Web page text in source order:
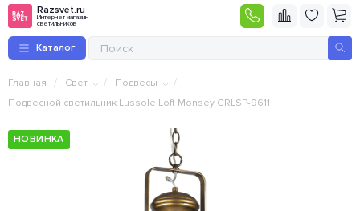
Razsvet.ru
Интернет-магазин
светильников
Каталог
Главная / Свет / Подвесы /
Подвесной светильник Lussole Loft Monsey GRLSP-9611
НОВИНКА